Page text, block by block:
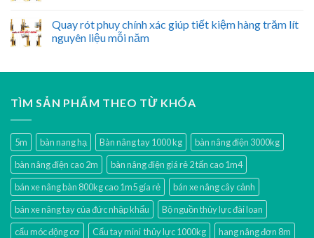
Quay rót phuy chính xác giúp tiết kiệm hàng trăm lít
nguyên liệu mỗi năm
TÌM SẢN PHẨM THEO TỪ KHÓA
5m bàn nang hạ Bàn nâng tay 1000 kg
bàn nâng điện 3000kg
bàn nâng điện cao 2m
bàn nâng điện giá rẻ 2 tấn cao 1m4
bán xe nâng bàn 800kg cao 1m5 gía rẻ
bán xe nâng cây cảnh
bán xe nâng tay của đức nhập khẩu
Bộ nguồn thủy lực đài loan
cẩu móc động cơ
Cẩu tay mini thủy lực 1000kg
hang nâng đơn 8m